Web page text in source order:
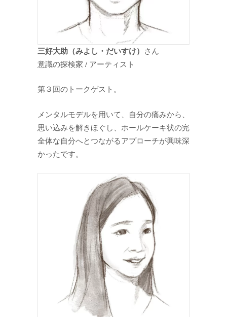
三好大助（みよし・だいすけ） さん
意識の探検家 / アーティスト
第３回のトークゲスト。
メンタルモデルを用いて、自分の痛みから、
思い込みを解きほぐし、ホールケーキ状の完
全体な自分へとつながるアプローチが興味深
かったです。